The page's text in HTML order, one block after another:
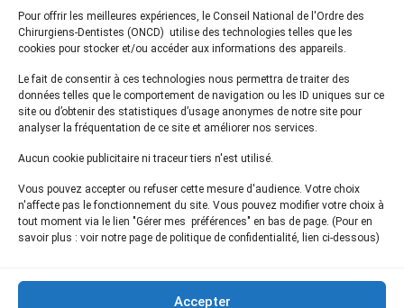
Pour offrir les meilleures expériences, le Conseil National de l'Ordre des
Chirurgiens-Dentistes (ONCD) utilise des technologies telles que les
cookies pour stocker et/ou accéder aux informations des appareils.
Le fait de consentir à ces technologies nous permettra de traiter des
données telles que le comportement de navigation ou les ID uniques sur ce
site ou d’obtenir des statistiques d’usage anonymes de notre site pour
analyser la fréquentation de ce site et améliorer nos services.
Aucun cookie publicitaire ni traceur tiers n'est utilisé.
Vous pouvez accepter ou refuser cette mesure d'audience. Votre choix
n'affecte pas le fonctionnement du site. Vous pouvez modifier votre choix à
tout moment via le lien "Gérer mes préférences" en bas de page. (Pour en
savoir plus : voir notre page de politique de confidentialité, lien ci-dessous)
Accepter
courrier@oncd.org
Actualités
Presse
Informations légales
Plan du site
Inscrivez-vous à notrenewsletter